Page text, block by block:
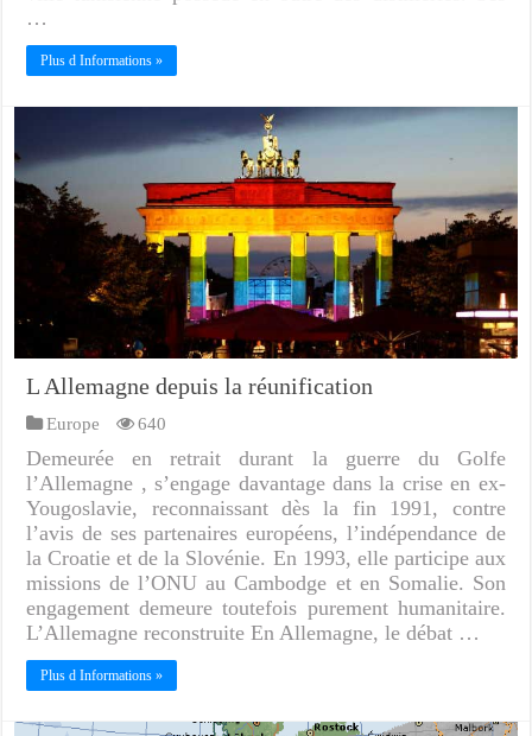
…
Plus d Informations »
L Allemagne depuis la réunification
Europe 640
Demeurée en retrait durant la guerre du Golfe
l’Allemagne , s’engage davantage dans la crise en ex-
Yougoslavie, reconnaissant dès la fin 1991, contre
l’avis de ses partenaires européens, l’indépendance de
la Croatie et de la Slovénie. En 1993, elle participe aux
missions de l’ONU au Cambodge et en Somalie. Son
engagement demeure toutefois purement humanitaire.
L’Allemagne reconstruite En Allemagne, le débat …
Plus d Informations »